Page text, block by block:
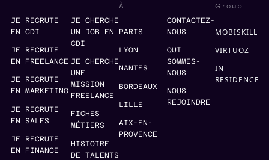
JE RECRUTE
EN CDI
JE RECRUTE
EN FREELANCE
JE RECRUTE
EN MARKETING
JE RECRUTE
EN SALES
JE RECRUTE
EN FINANCE
JE CHERCHE
UN JOB EN
CDI
JE CHERCHE
UNE
MISSION
FREELANCE
FICHES
MÉTIERS
HISTOIRE
DE TALENTS
À
PARIS
LYON
NANTES
BORDEAUX
LILLE
AIX-EN-
PROVENCE
CONTACTEZ-
NOUS
QUI
SOMMES-
NOUS
NOUS
REJOINDRE
Group
MOBISKILL
VIRTUOZ
IN
RESIDENCE